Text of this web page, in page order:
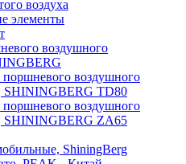
воздуха
элементы
воздушного
поршневого воздушного
SHININGBERG TD80
поршневого воздушного
SHININGBERG ZA65
ShiningBerg